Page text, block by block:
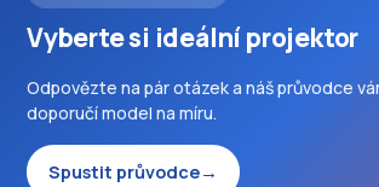
Vyberte si ideální projektor
Odpovězte na pár otázek a náš průvodce
doporučí model na míru.
Spustit průvodce→